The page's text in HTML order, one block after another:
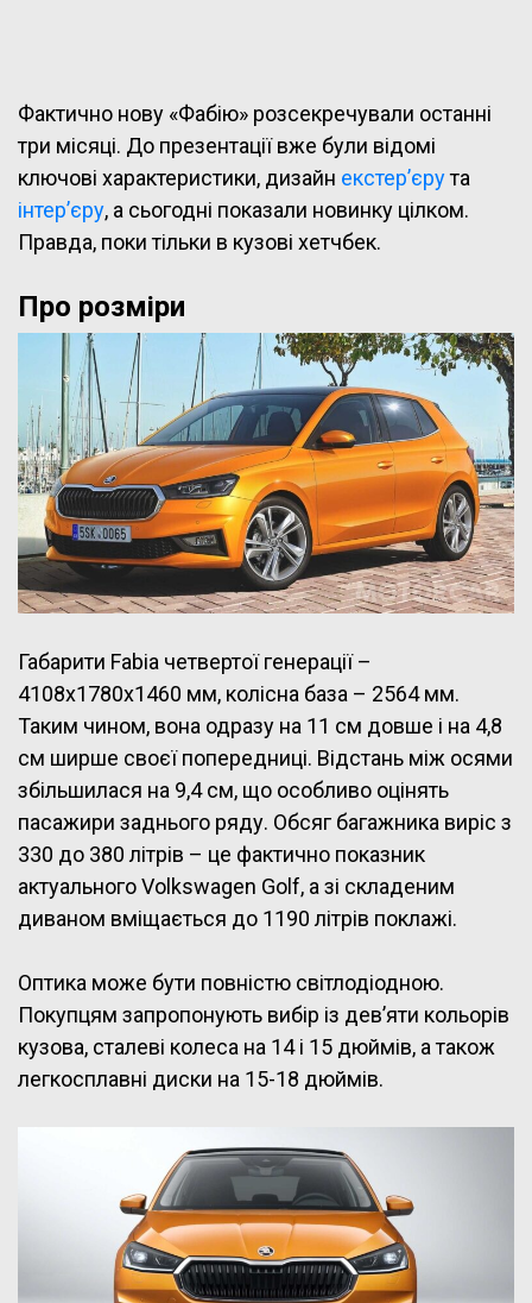
Фактично нову «Фабію» розсекречували останні
три місяці. До презентації вже були відомі
ключові характеристики, дизайн екстер’єрута
інтер’єру, а сьогодні показали новинку цілком.
Правда, поки тільки в кузові хетчбек.
Про розміри
Габарити Fabia четвертої генерації –
4108x1780x1460 мм, колісна база – 2564 мм.
Таким чином, вона одразу на 11 см довше і на 4,8
см ширше своєї попередниці. Відстань між осями
збільшилася на 9,4 см, що особливо оцінять
пасажири заднього ряду. Обсяг багажника виріс з
330 до 380 літрів – це фактично показник
актуального Volkswagen Golf, а зі складеним
диваном вміщається до 1190 літрів поклажі.
Оптика може бути повністю світлодіодною.
Покупцям запропонують вибір із дев’яти кольорів
кузова, сталеві колеса на 14 і 15 дюймів, а також
легкосплавні диски на 15-18 дюймів.